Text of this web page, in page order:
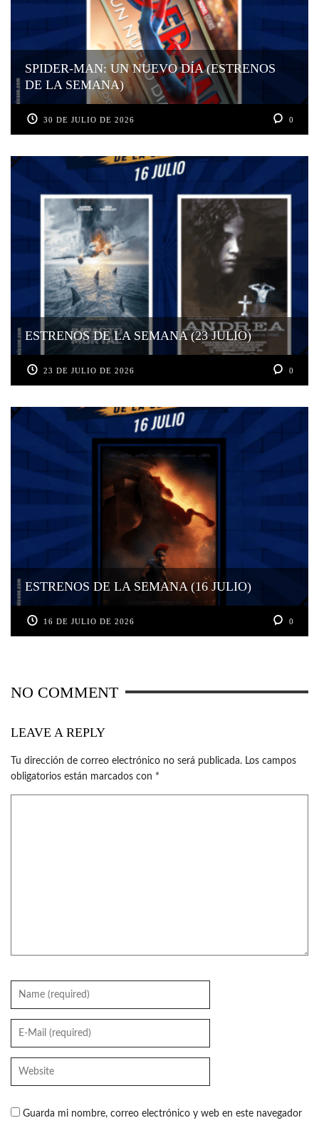
SPIDER-MAN: UN NUEVO DÍA (ESTRENOS
DE LA SEMANA)
30 DE JULIO DE 2026 0
ESTRENOS DE LA SEMANA (23 JULIO)
23 DE JULIO DE 2026 0
ESTRENOS DE LA SEMANA (16 JULIO)
16 DE JULIO DE 2026 0
NO COMMENT
LEAVE A REPLY
Tu dirección de correo electrónico no será publicada. Los campos
obligatorios están marcados con *
Guarda mi nombre, correo electrónico y web en este navegador